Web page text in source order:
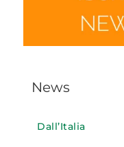
News
Dall’Italia